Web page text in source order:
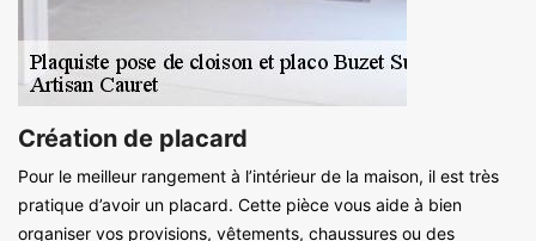
Création de placard
Pour le meilleur rangement à l’intérieur de la maison, il est très
pratique d’avoir un placard. Cette pièce vous aide à bien
organiser vos provisions, vêtements, chaussures ou des